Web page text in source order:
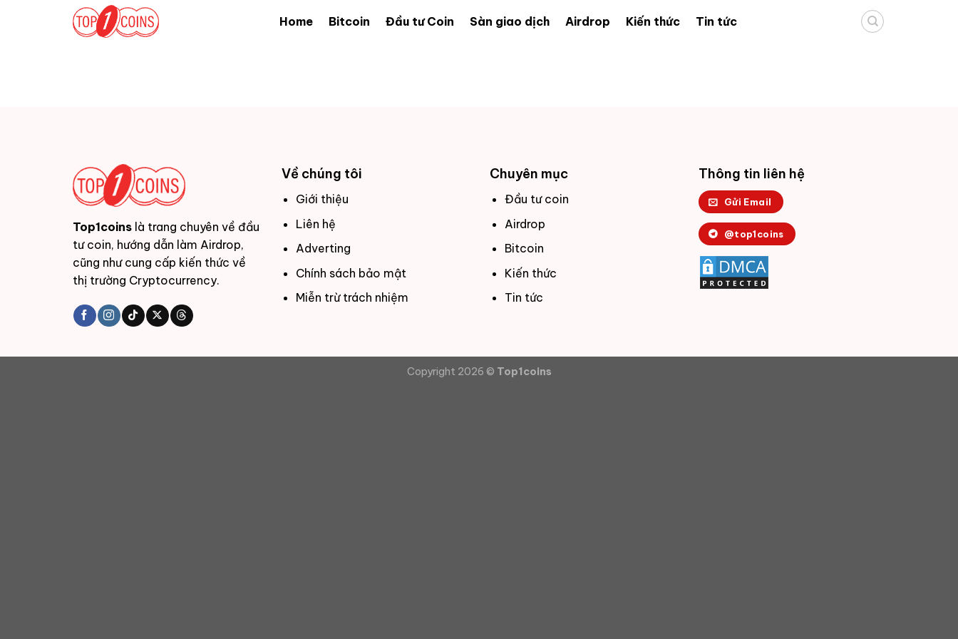
Home Bitcoin Đầu tư Coin Sàn giao dịch Airdrop Kiến thức Tin tức
Top1coins là trang chuyên về đầu
tư coin, hướng dẫn làm Airdrop,
cũng như cung cấp kiến thức về
thị trường Cryptocurrency.
Về chúng tôi
Giới thiệu
Liên hệ
Adverting
Chính sách bảo mật
Miễn trừ trách nhiệm
Chuyên mục
Đầu tư coin
Airdrop
Bitcoin
Kiến thức
Tin tức
Thông tin liên hệ
Gửi Email
@top1coins
Copyright 2026 © Top1coins